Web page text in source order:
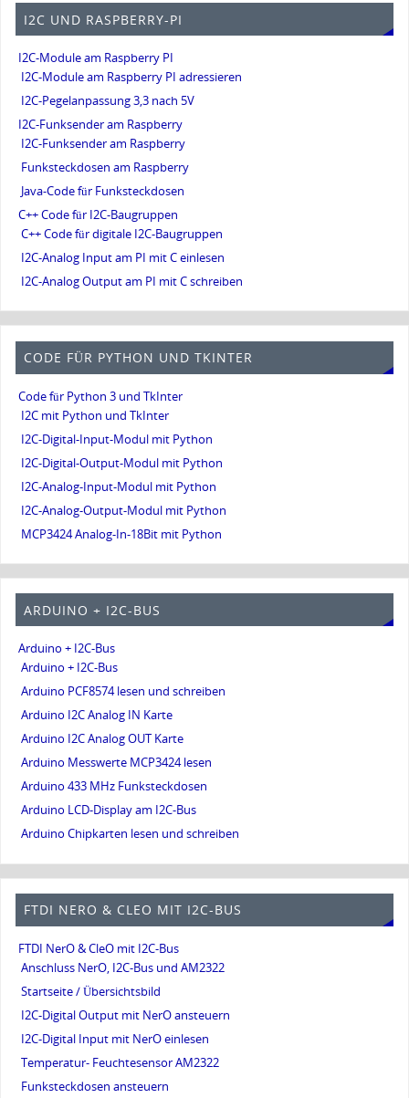
I2C UND RASPBERRY-PI
I2C-Module am Raspberry PI
I2C-Module am Raspberry PI adressieren
I2C-Pegelanpassung 3,3 nach 5V
I2C-Funksender am Raspberry
I2C-Funksender am Raspberry
Funksteckdosen am Raspberry
Java-Code für Funksteckdosen
C++ Code für I2C-Baugruppen
C++ Code für digitale I2C-Baugruppen
I2C-Analog Input am PI mit C einlesen
I2C-Analog Output am PI mit C schreiben
CODE FÜR PYTHON UND TKINTER
Code für Python 3 und TkInter
I2C mit Python und TkInter
I2C-Digital-Input-Modul mit Python
I2C-Digital-Output-Modul mit Python
I2C-Analog-Input-Modul mit Python
I2C-Analog-Output-Modul mit Python
MCP3424 Analog-In-18Bit mit Python
ARDUINO + I2C-BUS
Arduino + I2C-Bus
Arduino + I2C-Bus
Arduino PCF8574 lesen und schreiben
Arduino I2C Analog IN Karte
Arduino I2C Analog OUT Karte
Arduino Messwerte MCP3424 lesen
Arduino 433 MHz Funksteckdosen
Arduino LCD-Display am I2C-Bus
Arduino Chipkarten lesen und schreiben
FTDI NERO & CLEO MIT I2C-BUS
FTDI NerO & CleO mit I2C-Bus
Anschluss NerO, I2C-Bus und AM2322
Startseite / Übersichtsbild
I2C-Digital Output mit NerO ansteuern
I2C-Digital Input mit NerO einlesen
Temperatur- Feuchtesensor AM2322
Funksteckdosen ansteuern